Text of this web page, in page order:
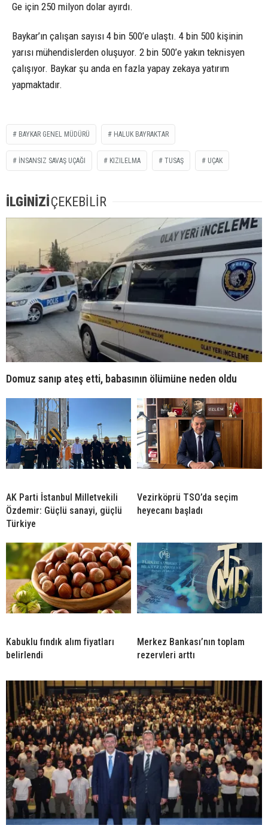
Ge için 250 milyon dolar ayırdı.
Baykar’ın çalışan sayısı 4 bin 500’e ulaştı. 4 bin 500 kişinin
yarısı mühendislerden oluşuyor. 2 bin 500’e yakın teknisyen
çalışıyor. Baykar şu anda en fazla yapay zekaya yatırım
yapmaktadır.
BAYKAR GENEL MÜDÜRÜ HALUK BAYRAKTAR
INSANSIZ SAVAŞ UÇAĞI KIZILELMA TUSAŞ UÇAK
İLGİNİZİÇEKEBİLİR
Domuz sanıp ateş etti, babasının ölümüne neden oldu
AK Parti İstanbul Milletvekili
Özdemir: Güçlü sanayi, güçlü
Türkiye
Vezirköprü TSO’da seçim
heyecanı başladı
Kabuklu fındık alım fiyatları
belirlendi
Merkez Bankası’nın toplam
rezervleri arttı